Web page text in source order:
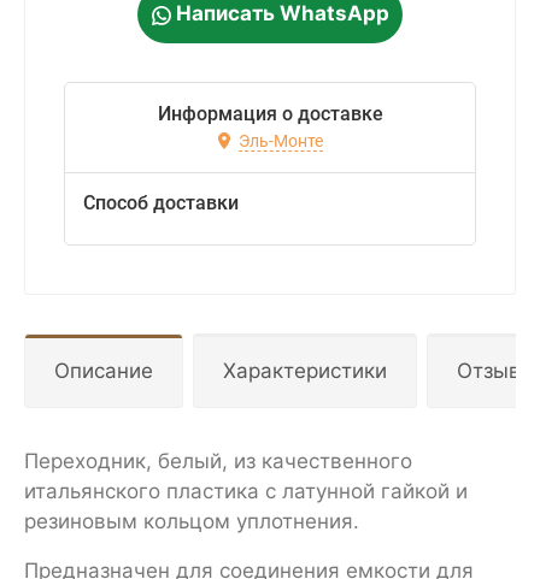
Написать WhatsApp
Информация о доставке
Эль-Монте
Способ доставки
Описание Характеристики Отзывы
Переходник, белый, из качественного
итальянского пластика с латунной гайкой и
резиновым кольцом уплотнения.
Предназначен для соединения емкости для